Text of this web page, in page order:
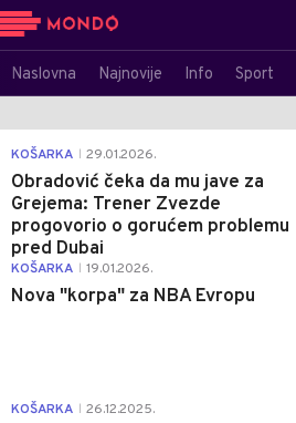
Naslovna Najnovije Info Sport
KOŠARKA 29.01.2026.
Obradović čeka da mu jave za
Grejema: Trener Zvezde
progovorio o gorućem problemu
pred Dubai
KOŠARKA 19.01.2026.
Nova "korpa" za NBA Evropu
KOŠARKA 26.12.2025.